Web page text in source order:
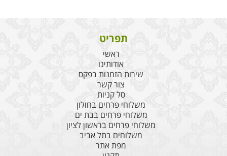
תפריט
ראשי
אודותינו
שירות הזמנות בפקס
צור קשר
סל קניות
משלוחי פרחים בחולון
משלוחי פרחים בבת ים
משלוחי פרחים בראשון לציון
משלוחים בתל אביב
מפת אתר